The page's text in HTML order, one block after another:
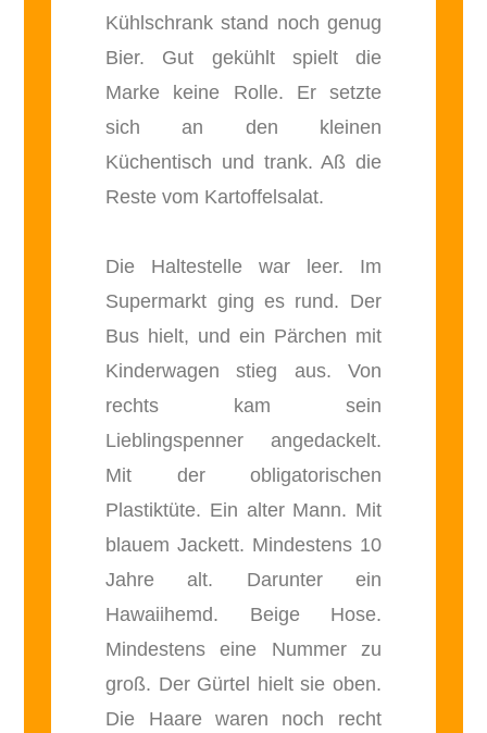
Kühlschrank stand noch genug
Bier. Gut gekühlt spielt die
Marke keine Rolle. Er setzte
sich an den kleinen
Küchentisch und trank. Aß die
Reste vom Kartoffelsalat.
Die Haltestelle war leer. Im
Supermarkt ging es rund. Der
Bus hielt, und ein Pärchen mit
Kinderwagen stieg aus. Von
rechts kam sein
Lieblingspenner angedackelt.
Mit der obligatorischen
Plastiktüte. Ein alter Mann. Mit
blauem Jackett. Mindestens 10
Jahre alt. Darunter ein
Hawaiihemd. Beige Hose.
Mindestens eine Nummer zu
groß. Der Gürtel hielt sie oben.
Die Haare waren noch recht